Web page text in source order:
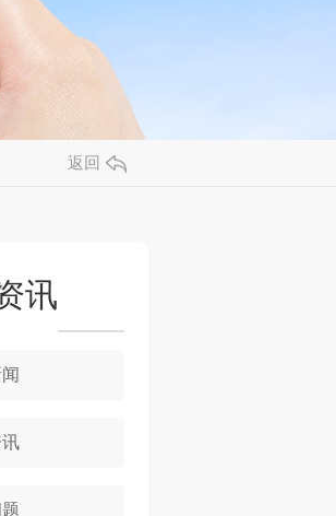
返回
讯